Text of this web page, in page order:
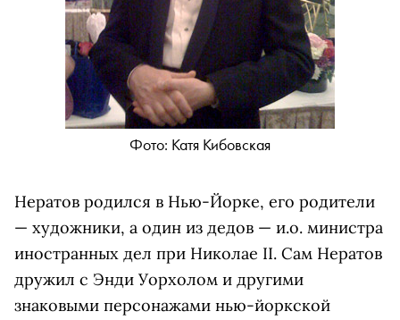
Фото: Катя Кибовская
Нератов родился в Нью-Йорке, его родители
— художники, а один из дедов — и.о. министра
иностранных дел при Николае II. Сам Нератов
дружил с Энди Уорхолом и другими
знаковыми персонажами нью-йоркской